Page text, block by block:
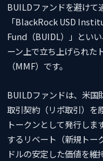
BUILDファンドを避けて
「BlackRock USD
Fund（BUIDL）」とい
ーン上で立ち上げられた
（MMF）です。
BUILDファンドは、米
取引契約（リポ取引）を
トークンとして発行しま
するリベート（新規トー
ドルの安定した価値を維